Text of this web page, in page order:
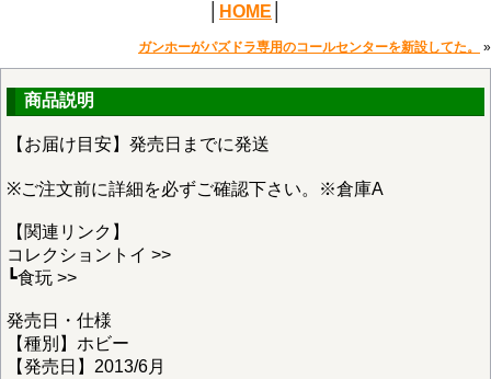
HOME
ガンホーがパズドラ専用のコールセンターを新設してた。 »
商品説明
【お届け目安】発売日までに発送
※ご注文前に詳細を必ずご確認下さい。※倉庫A
【関連リンク】
コレクショントイ >>
┗食玩 >>
発売日・仕様
【種別】ホビー
【発売日】2013/6月